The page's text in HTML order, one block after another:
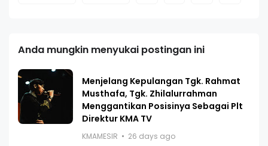
Anda mungkin menyukai postingan ini
Menjelang Kepulangan Tgk. Rahmat
Musthafa, Tgk. Zhilalurrahman
Menggantikan Posisinya Sebagai Plt
Direktur KMA TV
KMAMESIR 26 days ago